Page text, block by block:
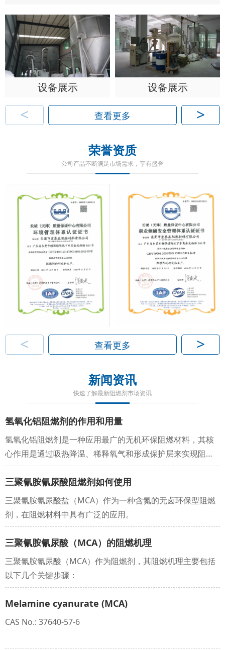
设备展示 设备展示
< >
查看更多
荣誉资质
公司产品不断满足市场需求，享有盛誉
< >
查看更多
新闻资讯
快速了解最新阻燃剂市场资讯
氢氧化铝阻燃剂的作用和用量
氢氧化铝阻燃剂是一种应用最广的无机环保阻燃材料，其核
心作用是通过吸热降温、稀释氧气和形成保护层来实现阻燃
和抑烟。用量通常很大，一般需占到材料总重量的 40%～
60% 才能达到理想的阻燃效果。
三聚氰胺氰尿酸阻燃剂如何使用
三聚氰胺氰尿酸盐（MCA）作为一种含氮的无卤环保型阻燃
剂，在阻燃材料中具有广泛的应用。
三聚氰胺氰尿酸（MCA）的阻燃机理
三聚氰胺氰尿酸（MCA）作为阻燃剂，其阻燃机理主要包括
以下几个关键步骤：
Melamine cyanurate (MCA)
CAS No.: 37640-57-6